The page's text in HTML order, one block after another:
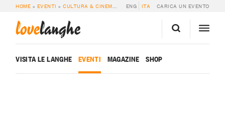
HOME » EVENTI »CULTURA & CINEMA » SCAVALCAMONTAGNE: UN GALÀ DI
ENG ITA CARICA UN EVENTO
lovelanghe
VISITA LE LANGHE EVENTI MAGAZINE SHOP